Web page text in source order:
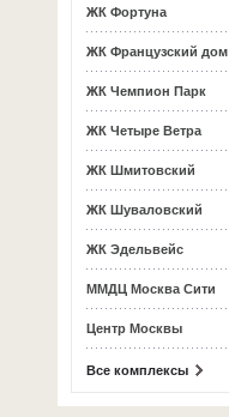
ЖК Фортуна
ЖК Французский дом
ЖК Чемпион Парк
ЖК Четыре Ветра
ЖК Шмитовский
ЖК Шуваловский
ЖК Эдельвейс
ММДЦ Москва Сити
Центр Москвы
Все комплексы